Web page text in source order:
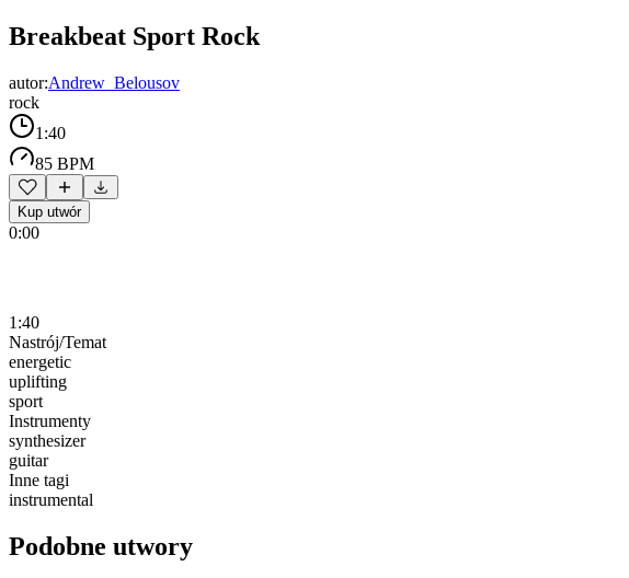
Breakbeat Sport Rock
autor:Andrew_Belousov
rock
1:40
85 BPM
Kup utwór
0:00
1:40
Nastrój/Temat
energetic
uplifting
sport
Instrumenty
synthesizer
guitar
Inne tagi
instrumental
Podobne utwory